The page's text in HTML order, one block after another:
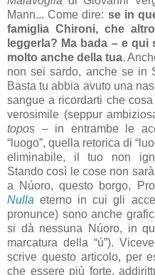
Mann... Come dire: se in
famiglia Chironi, che
leggerla? Ma bada – e
molto anche della tua.
non sei sardo, anche se in
Basta tu abbia avuto una
sangue a ricordarti che
verosimile (seppur
topos – in entrambe le
“luogo”, quella retorica di
eliminabile, il tuo non
Stando così le cose non
a Núoro, questo borgo,
Nulla eterno in cui gli
pronunce) sono anche
si dà nessuna Núoro, in
marcatura della “ú”).
scrive questo articolo, per
che essere più forte,